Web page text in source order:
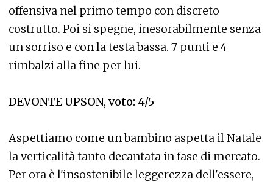
offensiva nel primo tempo con discreto
costrutto. Poi si spegne, inesorabilmente senza
un sorriso e con la testa bassa. 7 punti e 4
rimbalzi alla fine per lui.
DEVONTE UPSON, voto: 4/5
Aspettiamo come un bambino aspetta il Natale
la verticalità tanto decantata in fase di mercato.
Per ora è l'insostenibile leggerezza dell'essere,